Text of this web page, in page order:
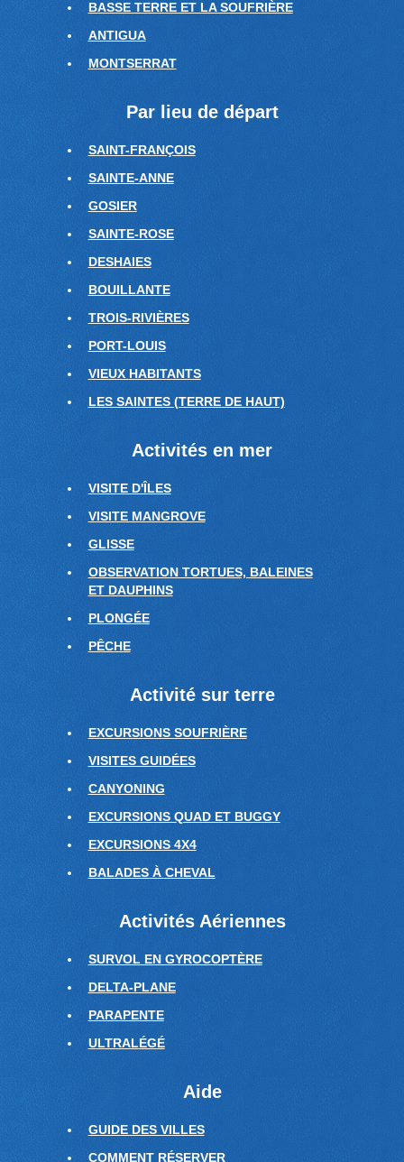
BASSE TERRE ET LA SOUFRIÈRE
ANTIGUA
MONTSERRAT
Par lieu de départ
SAINT-FRANÇOIS
SAINTE-ANNE
GOSIER
SAINTE-ROSE
DESHAIES
BOUILLANTE
TROIS-RIVIÈRES
PORT-LOUIS
VIEUX HABITANTS
LES SAINTES (TERRE DE HAUT)
Activités en mer
VISITE D'ÎLES
VISITE MANGROVE
GLISSE
OBSERVATION TORTUES, BALEINES
ET DAUPHINS
PLONGÉE
PÊCHE
Activité sur terre
EXCURSIONS SOUFRIÈRE
VISITES GUIDÉES
CANYONING
EXCURSIONS QUAD ET BUGGY
EXCURSIONS 4X4
BALADES À CHEVAL
Activités Aériennes
SURVOL EN GYROCOPTÈRE
DELTA-PLANE
PARAPENTE
ULTRALÉGÉ
Aide
GUIDE DES VILLES
COMMENT RÉSERVER